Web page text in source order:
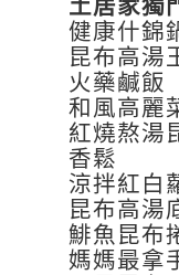
土居家獨
健康什錦
昆布高湯
火藥鹹飯
和風高麗
紅燒熬湯
香鬆
涼拌紅白
昆布高湯
鯡魚昆布
媽媽最拿